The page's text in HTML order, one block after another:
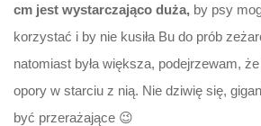
cm jest wystarczająco duża, by psy
korzystać i by nie kusiła Bu do prób
natomiast była większa, podejrzewam,
opory w starciu z nią. Nie dziwię się,
być przerażające 😉